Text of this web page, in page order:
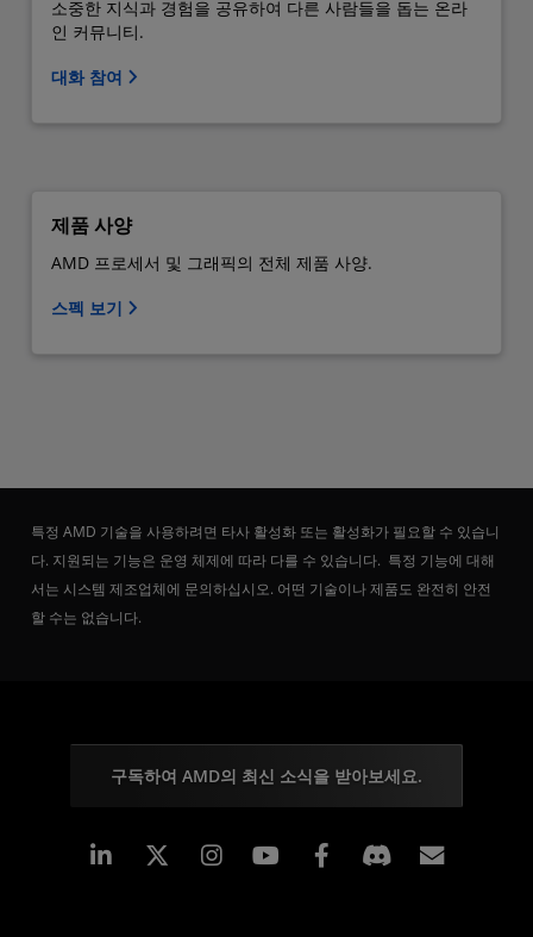
소중한 지식과 경험을 공유하여 다른 사람들을 돕는 온라
인 커뮤니티.
대화 참여
제품 사양
AMD 프로세서 및 그래픽의 전체 제품 사양.
스펙 보기
특정 AMD 기술을 사용하려면 타사 활성화 또는 활성화가 필요할 수 있습니
다. 지원되는 기능은 운영 체제에 따라 다를 수 있습니다. 특정 기능에 대해
서는 시스템 제조업체에 문의하십시오. 어떤 기술이나 제품도 완전히 안전
할 수는 없습니다.
구독하여 AMD의 최신 소식을 받아보세요.
Linkedin Instagram Facebook